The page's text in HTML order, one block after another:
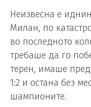
Неизвесна е
Милан, по
во последното
требаше да го
терен, имаше
1:2 и остана без
шампионите.